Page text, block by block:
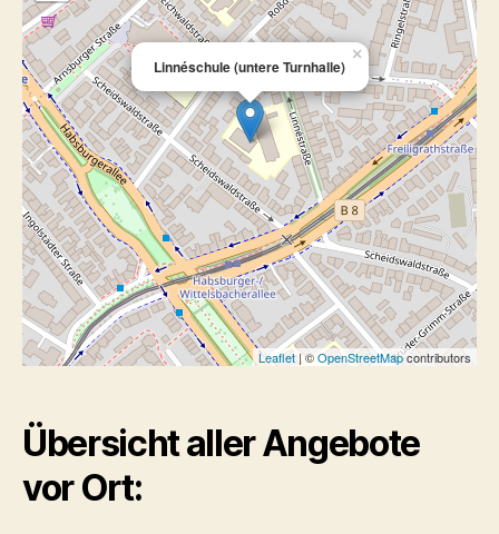
Linnéschule (untere Turnhalle)
×
Leaflet| ©OpenStreetMapcontributors
Übersicht aller Angebote
vor Ort: